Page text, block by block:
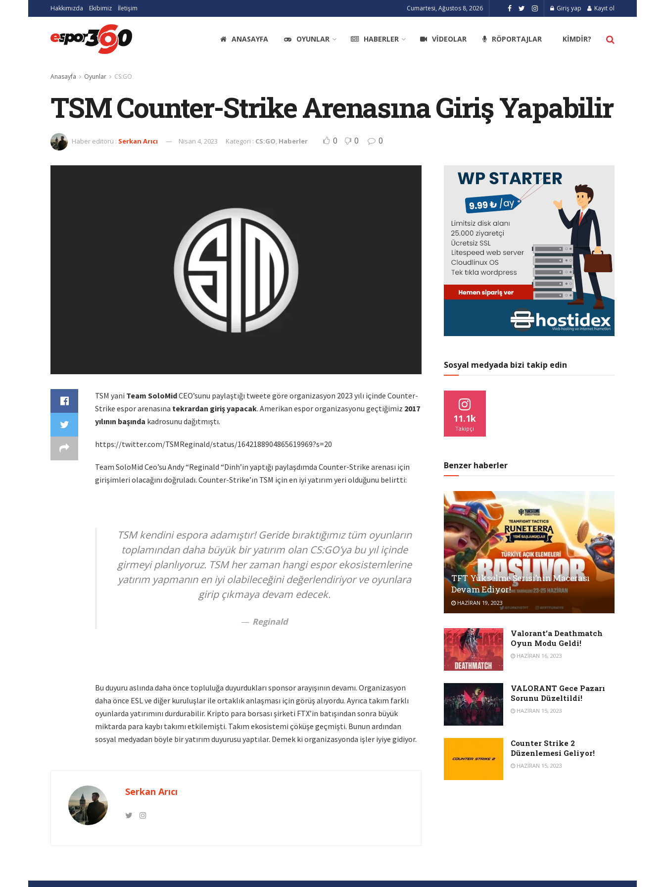
Hakkımızda Ekibimiz İletişim Cumartesi, Ağustos 8, 2026 Giriş yap Kayıt ol
ANASAYFA OYUNLAR HABERLER VIDEOLAR RÖPORTAJLAR KIMDIR?
Anasayfa Oyunlar CS:GO
TSM Counter-Strike Arenasına Giriş Yapabilir
Haber editörü : Serkan Arıcı Nisan 4, 2023 Kategori : CS:GO, Haberler 0 0 0
TSM yani Team SoloMidCEO’sunu paylaştığı tweete göre organizasyon 2023 yılı içinde Counter-
Strike espor arenasına tekrardan giriş yapacak. Amerikan espor organizasyonu geçtiğimiz 2017
yılının başında kadrosunu dağıtmıştı.
https://twitter.com/TSMReginald/status/1642188904865619969?s=20
Team SoloMid Ceo’su Andy “Reginald “Dinh’in yaptığı paylaşdımda Counter-Strike arenası için
girişimleri olacağını doğruladı. Counter-Strike’ın TSM için en iyi yatırım yeri olduğunu belirtti:
TSM kendini espora adamıştır! Geride bıraktığımız tüm oyunların
toplamından daha büyük bir yatırım olan CS:GO’ya bu yıl içinde
girmeyi planlıyoruz. TSM her zaman hangi espor ekosistemlerine
yatırım yapmanın en iyi olabileceğini değerlendiriyor ve oyunlara
girip çıkmaya devam edecek.
Reginald
Bu duyuru aslında daha önce topluluğa duyurdukları sponsor arayışının devamı. Organizasyon
daha önce ESL ve diğer kuruluşlar ile ortaklık anlaşması için görüş alıyordu. Ayrıca takım farklı
oyunlarda yatırımını durdurabilir. Kripto para borsası şirketi FTX’in batışından sonra büyük
miktarda para kaybı takımı etkilemişti. Takım ekosistemi çöküşe geçmişti. Bunun ardından
sosyal medyadan böyle bir yatırım duyurusu yaptılar. Demek ki organizasyonda işler iyiye gidiyor.
Serkan Arıcı
Sosyal medyada bizi takip edin
11.1k
Takipçi
Benzer haberler
TFT Yükselme Serisi’nin Macerası
Devam Ediyor!
HAZIRAN 19, 2023
Valorant’a Deathmatch
Oyun Modu Geldi!
HAZIRAN 16, 2023
VALORANT Gece Pazarı
Sorunu Düzeltildi!
HAZIRAN 15, 2023
Counter Strike 2
Düzenlemesi Geliyor!
HAZIRAN 15, 2023